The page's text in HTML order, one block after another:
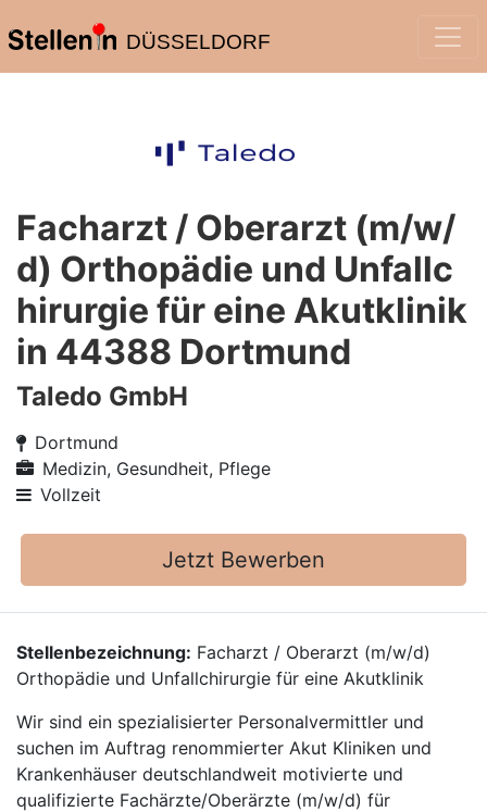
DÜSSELDORF
Facharzt / Oberarzt (m/w/
d) Orthopädie und Unfallc
hirurgie für eine Akutklinik
in 44388 Dortmund
Taledo GmbH
Dortmund
Medizin, Gesundheit, Pflege
Vollzeit
Jetzt Bewerben
Stellenbezeichnung: Facharzt / Oberarzt (m/w/d)
Orthopädie und Unfallchirurgie für eine Akutklinik
Wir sind ein spezialisierter Personalvermittler und
suchen im Auftrag renommierter Akut Kliniken und
Krankenhäuser deutschlandweit motivierte und
qualifizierte Fachärzte/Oberärzte (m/w/d) für